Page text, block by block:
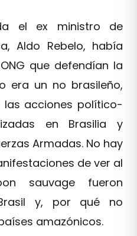
el ex ministro de
Aldo Rebelo, había
que defendían la
era un no brasileño,
acciones político-
en Brasilia y
Armadas. No hay
de ver al
sauvage fueron
y, por qué no
amazónicos.